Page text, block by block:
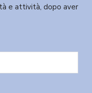
e attività, dopo aver